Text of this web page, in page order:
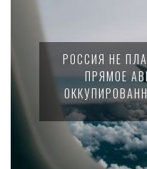
РОССИЯ НЕ
ПРЯМОЕ